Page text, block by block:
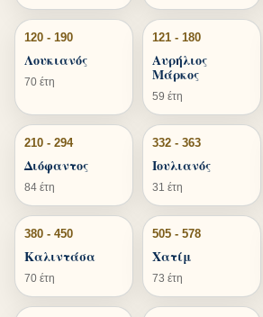
120 - 190
Λουκιανός
70 έτη
121 - 180
Αυρήλιος
Μάρκος
59 έτη
210 - 294
Διόφαντος
84 έτη
332 - 363
Ιουλιανός
31 έτη
380 - 450
Καλιντάσα
70 έτη
505 - 578
Χατίμ
73 έτη